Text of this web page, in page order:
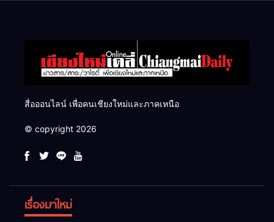
สื่อออนไลน์ เพื่อคนเชียงใหม่และภาคเหนือ
© copyright 2026
เรื่องมาใหม่